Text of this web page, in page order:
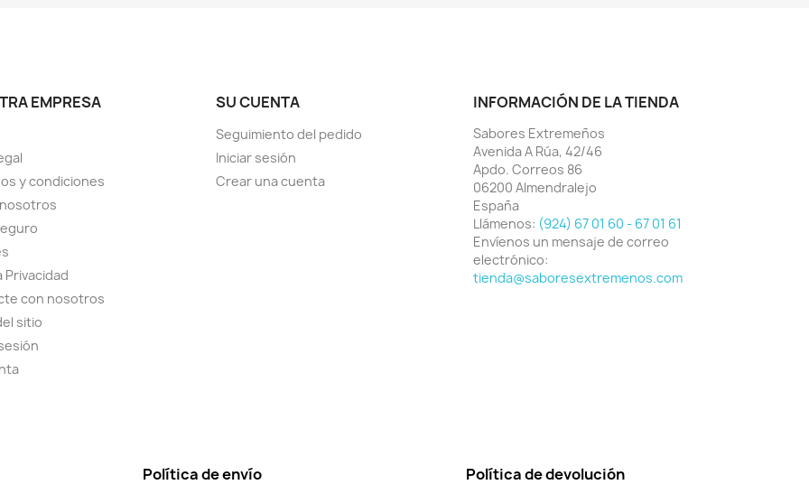
EMPRESA
y condiciones
Privacidad
con nosotros
sitio
SU CUENTA
Seguimiento del pedido
Iniciar sesión
Crear una cuenta
INFORMACIÓN DE LA TIENDA
Sabores Extremeños
Avenida A Rúa, 42/46
Apdo. Correos 86
06200 Almendralejo
España
Llámenos: (924) 67 01 60 - 67 01 61
Envíenos un mensaje de correo
electrónico:
tienda@saboresextremenos.com
Política de envío Política de devolución